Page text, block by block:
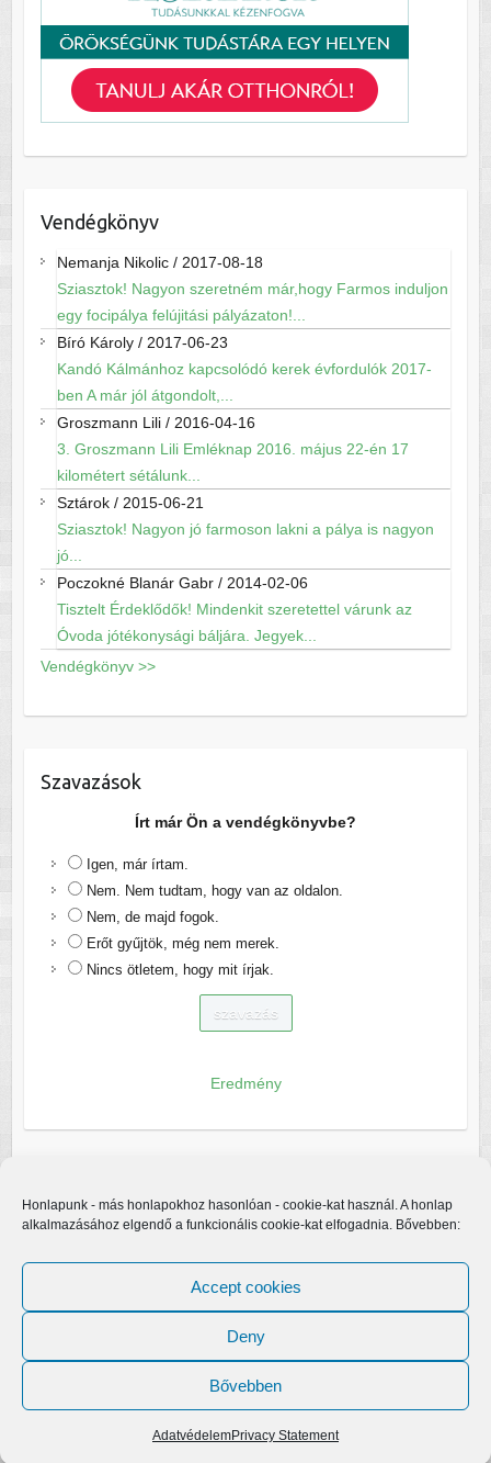
Honlapunk - más honlapokhoz hasonlóan - cookie-kat használ. A honlap
alkalmazásához elgendő a funkcionális cookie-kat elfogadnia. Bővebben:
Accept cookies
Deny
Bővebben
AdatvédelemPrivacy Statement
Vendégkönyv
Nemanja Nikolic/ 2017-08-18
Sziasztok! Nagyon szeretném már,hogy Farmos induljon
egy focipálya felújitási pályázaton!...
Bíró Károly/ 2017-06-23
Kandó Kálmánhoz kapcsolódó kerek évfordulók 2017-
ben A már jól átgondolt,...
Groszmann Lili/ 2016-04-16
3. Groszmann Lili Emléknap 2016. május 22-én 17
kilométert sétálunk...
Sztárok/ 2015-06-21
Sziasztok! Nagyon jó farmoson lakni a pálya is nagyon
jó...
Poczokné Blanár Gabr/ 2014-02-06
Tisztelt Érdeklődők! Mindenkit szeretettel várunk az
Óvoda jótékonysági báljára. Jegyek...
Vendégkönyv >>
Szavazások
Írt már Ön a vendégkönyvbe?
Igen, már írtam.
Nem. Nem tudtam, hogy van az oldalon.
Nem, de majd fogok.
Erőt gyűjtök, még nem merek.
Nincs ötletem, hogy mit írjak.
Eredmény
Egerfarmos.hu. A sablont készítette:
WordPress